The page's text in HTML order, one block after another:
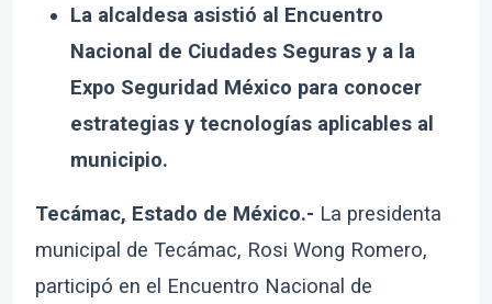
La alcaldesa asistió al Encuentro
Nacional de Ciudades Seguras y a la
Expo Seguridad México para conocer
estrategias y tecnologías aplicables al
municipio.
Tecámac, Estado de México.- La presidenta
municipal de Tecámac, Rosi Wong Romero,
participó en el Encuentro Nacional de